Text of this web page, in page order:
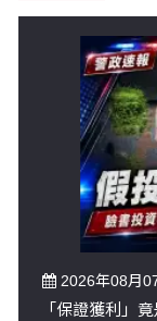
2026年08月
「保證獲利」